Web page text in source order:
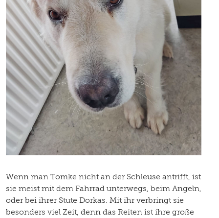
Wenn man Tomke nicht an der Schleuse antrifft, ist
sie meist mit dem Fahrrad unterwegs, beim Angeln,
oder bei ihrer Stute Dorkas. Mit ihr verbringt sie
besonders viel Zeit, denn das Reiten ist ihre große